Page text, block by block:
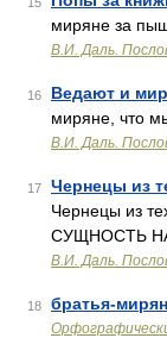
миряне за
В.И. Даль.
16 Ведают и
миряне, что
В.И. Даль.
17 Чернецы из
Чернецы из
СУЩНОСТЬ
В.И. Даль.
18 братья-